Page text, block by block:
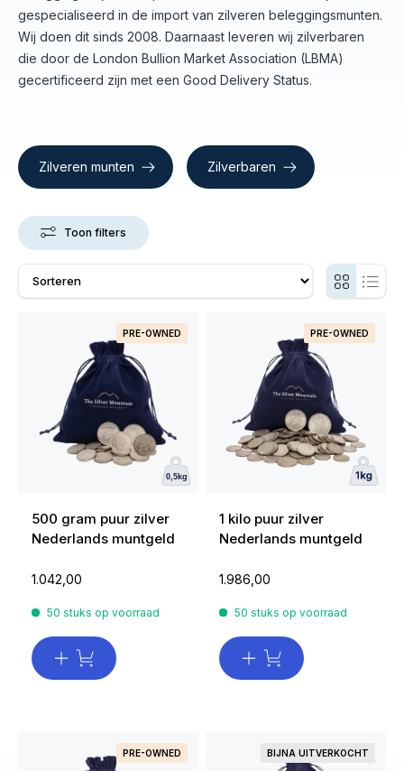
gespecialiseerd in de import van zilveren beleggingsmunten.
Wij doen dit sinds 2008. Daarnaast leveren wij zilverbaren
die door de London Bullion Market Association (LBMA)
gecertificeerd zijn met een Good Delivery Status.
Zilveren munten Zilverbaren
Toon filters
PRE-OWNED
500 gram puur zilver
Nederlands muntgeld
1.042,00
50 stuks op voorraad
PRE-OWNED
1 kilo puur zilver
Nederlands muntgeld
1.986,00
50 stuks op voorraad
PRE-OWNED BIJNA UITVERKOCHT